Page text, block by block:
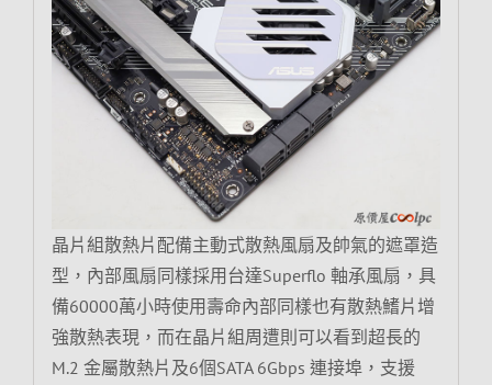
晶片組散熱片配備主動式散熱風扇及帥氣的遮罩造
型，內部風扇同樣採用台達Superflo 軸承風扇，具
備60000萬小時使用壽命內部同樣也有散熱鰭片增
強散熱表現，而在晶片組周遭則可以看到超長的
M.2 金屬散熱片及6個SATA 6Gbps 連接埠，支援